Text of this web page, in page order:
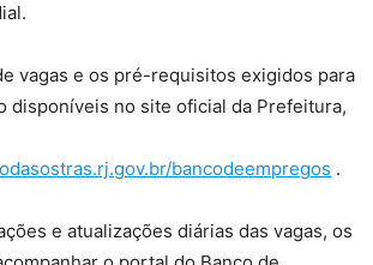
vagas e os pré-requisitos exigidos para
disponíveis no site oficial da Prefeitura,
bancodeempregos .
e atualizações diárias das vagas, os